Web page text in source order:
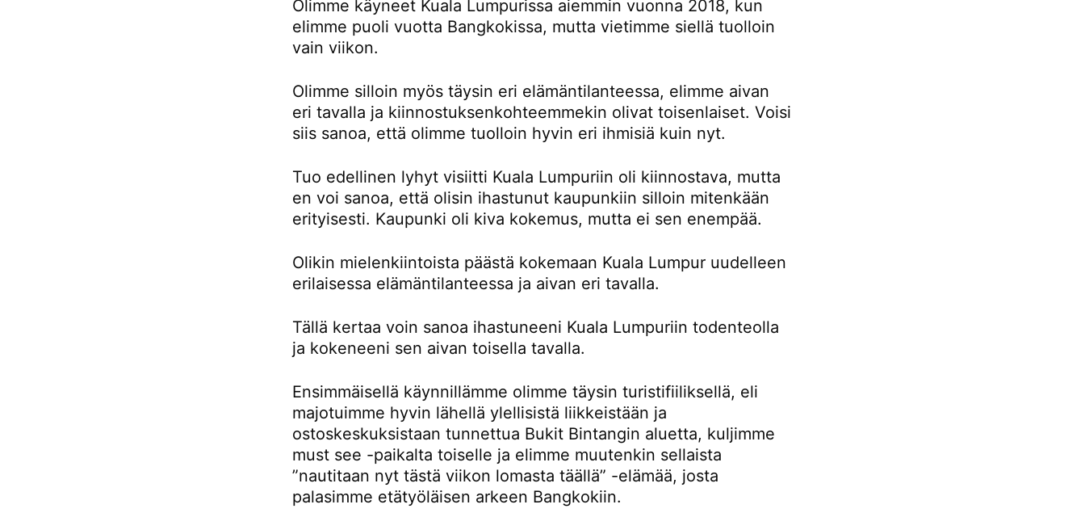
Olimme käyneet Kuala Lumpurissa aiemmin vuonna 2018, kun
elimme puoli vuotta Bangkokissa, mutta vietimme siellä tuolloin
vain viikon.
Olimme silloin myös täysin eri elämäntilanteessa, elimme aivan
eri tavalla ja kiinnostuksenkohteemmekin olivat toisenlaiset. Voisi
siis sanoa, että olimme tuolloin hyvin eri ihmisiä kuin nyt.
Tuo edellinen lyhyt visiitti Kuala Lumpuriin oli kiinnostava, mutta
en voi sanoa, että olisin ihastunut kaupunkiin silloin mitenkään
erityisesti. Kaupunki oli kiva kokemus, mutta ei sen enempää.
Olikin mielenkiintoista päästä kokemaan Kuala Lumpur uudelleen
erilaisessa elämäntilanteessa ja aivan eri tavalla.
Tällä kertaa voin sanoa ihastuneeni Kuala Lumpuriin todenteolla
ja kokeneeni sen aivan toisella tavalla.
Ensimmäisellä käynnillämme olimme täysin turistifiiliksellä, eli
majotuimme hyvin lähellä ylellisistä liikkeistään ja
ostoskeskuksistaan tunnettua Bukit Bintangin aluetta, kuljimme
must see -paikalta toiselle ja elimme muutenkin sellaista
”nautitaan nyt tästä viikon lomasta täällä” -elämää, josta
palasimme etätyöläisen arkeen Bangkokiin.